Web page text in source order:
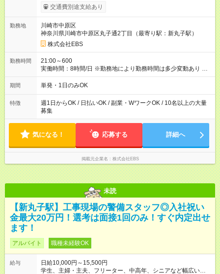
スタートダッシュに 入社祝金最大200，000円を支給！ 研修手
当(法定研修20時間)：時給1225円×20時間＝24，500円を支給！
共交通機関を利用の履歴を提出で、交通費全額支給！ 自動車通
勤・バイク通勤もOK ◆日当保証 たとえ仕事が1時間で終わって
も 日当は全額お支払いします！ 業者さんと協力し合って、早く
仕事を終えるほど、お得……！ ◆その他 資格応援手当・隊長手
当等 アルバイトから社員雇用までのキャリアアップを楽しめ
るスキームをご用意しております☆ 【試用期間】試用期間なし
交通費別途支給あり
勤務地
川崎市中原区
神奈川県川崎市中原区丸子通2丁目（最寄り駅：新丸子駅）
株式会社EBS
勤務時間
21:00～600
実働時間：8時間/日 ※勤務地により勤務時間は多少変動あり ◆希
望のシフトで働ける！ 希望の勤務日数がありましたらご相談下
さい。 週1日、月1日～の勤務OKです 夜勤・深夜・早朝のお仕
期間 単発・1日のみOK
特徴
週1日からOK / 日払いOK / 副業・WワークOK / 10名以上の大量
募集
気になる！ 応募する 詳細へ
掲載元企業名 株式会社EBS
未読
【新丸子駅】工事現場の警備スタッフ◎入社祝い
金最大20万円！選考は面接1回のみ！すぐ内定出せ
ます！
アルバイト 職種未経験OK
給与
日給10,000円～15,500円
学生、主婦・主夫、フリーター、中高年、シニアなど幅広い世